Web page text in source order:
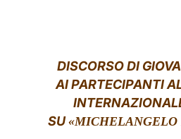
DISCORSO DI
AI PARTECIPANTI
SU«MICHELANGELO